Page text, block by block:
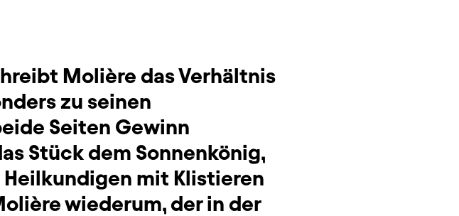
Molière das Verhältnis
zu seinen
Seiten Gewinn
Stück dem Sonnenkönig,
mit Klistieren
wiederum, der in der